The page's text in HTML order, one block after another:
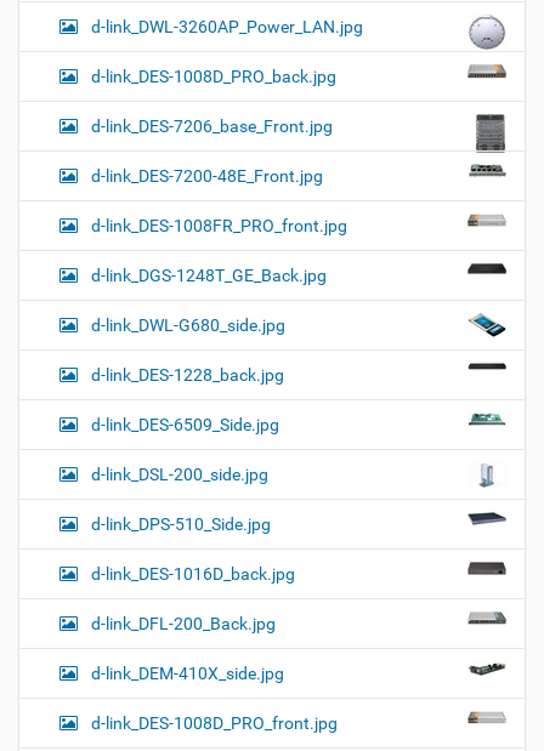
d-link_DWL-3260AP_Power_LAN.jpg
d-link_DES-1008D_PRO_back.jpg
d-link_DES-7206_base_Front.jpg
d-link_DES-7200-48E_Front.jpg
d-link_DES-1008FR_PRO_front.jpg
d-link_DGS-1248T_GE_Back.jpg
d-link_DWL-G680_side.jpg
d-link_DES-1228_back.jpg
d-link_DES-6509_Side.jpg
d-link_DSL-200_side.jpg
d-link_DPS-510_Side.jpg
d-link_DES-1016D_back.jpg
d-link_DFL-200_Back.jpg
d-link_DEM-410X_side.jpg
d-link_DES-1008D_PRO_front.jpg